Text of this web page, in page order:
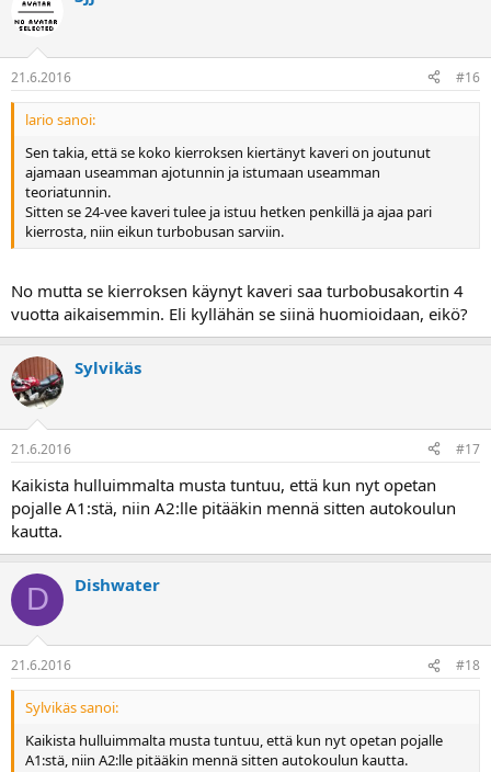
21.6.2016 #16
lario sanoi:
Sen takia, että se koko kierroksen kiertänyt kaveri on joutunut
ajamaan useamman ajotunnin ja istumaan useamman
teoriatunnin.
Sitten se 24-vee kaveri tulee ja istuu hetken penkillä ja ajaa pari
kierrosta, niin eikun turbobusan sarviin.
No mutta se kierroksen käynyt kaveri saa turbobusakortin 4
vuotta aikaisemmin. Eli kyllähän se siinä huomioidaan, eikö?
Sylvikäs
21.6.2016 #17
Kaikista hulluimmalta musta tuntuu, että kun nyt opetan
pojalle A1:stä, niin A2:lle pitääkin mennä sitten autokoulun
kautta.
D Dishwater
21.6.2016 #18
Sylvikäs sanoi:
Kaikista hulluimmalta musta tuntuu, että kun nyt opetan pojalle
A1:stä, niin A2:lle pitääkin mennä sitten autokoulun kautta.